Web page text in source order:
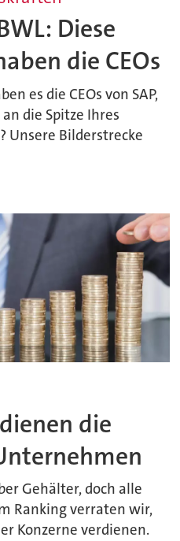
Diese
die CEOs
es die CEOs von SAP,
die Spitze Ihres
Unsere Bilderstrecke
die
Gehälter, doch alle
Ranking verraten wir,
Konzerne verdienen.